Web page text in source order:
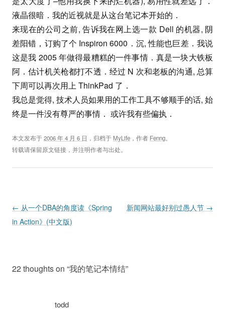
液晶很暗．我的近视就是从这台笔记本开始的．
来现在的公司之前, 告诉我在网上选一款 Dell 的机器, 阴
差阳错，订购了个 Inspiron 6000．沉, 性能也巨差．我说
这是我 2005 年做得最糟糕的一件事情．真是一块大铁板
阿．估计机关枪都打不透．经过 N 次和老板的沟通, 总算
下周可以再次用上 ThinkPad 了．
我总是觉得, 技术人员如果用的工作工具不够顺手的话, 始
终是一件没有尊严的事情． 或许我有些偏执．
本文发布于2006 年 4 月 6 日 ，归档于 MyLife ，作者 Fenng。
转载请保留原文链接，并注明作者与出处。
Post navigation
← 从一个DBA的角度读《Spring
in Action》(中文版)
新闻网站最好别过愚人节 →
22 thoughts on “我的笔记本情结”
todd